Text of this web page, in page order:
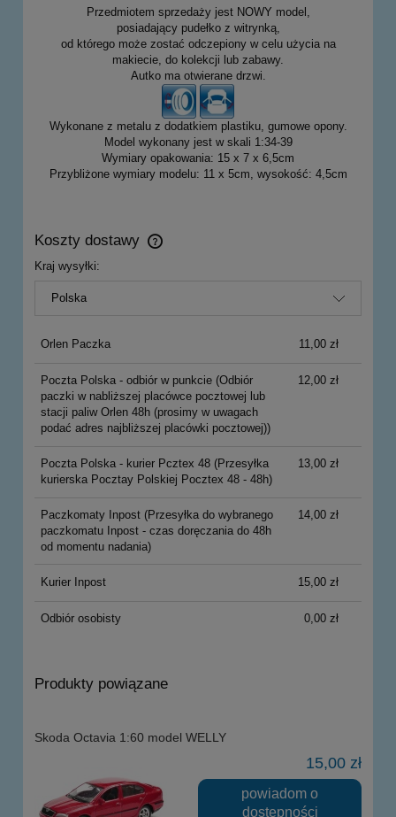
Przedmiotem sprzedaży jest NOWY model,
posiadający pudełko z witrynką,
od którego może zostać odczepiony w celu użycia na
makiecie, do kolekcji lub zabawy.
Autko ma otwierane drzwi.
Wykonane z metalu z dodatkiem plastiku, gumowe opony.
Model wykonany jest w skali 1:34-39
Wymiary opakowania: 15 x 7 x 6,5cm
Przybliżone wymiary modelu: 11 x 5cm, wysokość: 4,5cm
Koszty dostawy
Cena nie zawiera ewentualnych kosztów płatności
Kraj wysyłki:
Orlen Paczka 11,00 zł
Poczta Polska - odbiór w punkcie(Odbiór
paczki w nabliższej placówce pocztowej lub
stacji paliw Orlen 48h (prosimy w uwagach
podać adres najbliższej placówki pocztowej))
12,00 zł
Poczta Polska - kurier Pcztex 48(Przesyłka
kurierska Pocztay Polskiej Pocztex 48 - 48h)
13,00 zł
Paczkomaty Inpost(Przesyłka do wybranego
paczkomatu Inpost - czas doręczania do 48h
od momentu nadania)
14,00 zł
Kurier Inpost 15,00 zł
Odbiór osobisty 0,00 zł
Produkty powiązane
Skoda Octavia 1:60 model WELLY
15,00 zł
powiadom o
dostępności